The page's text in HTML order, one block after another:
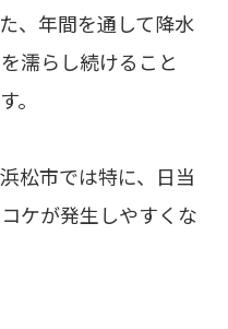
、年間を通して降水
濡らし続けること
。
松市では特に、日当
ケが発生しやすくな